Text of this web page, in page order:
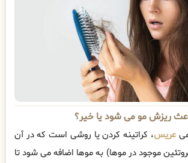
ریزش مو می شود یا خیر؟
عریس، کراتینه کردن یا روشی است که در آن
موجود در موها) به موها اضافه می شود تا